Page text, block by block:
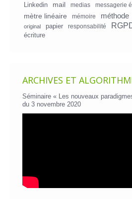
Linkedin mail medias messagerie
mètre linéaire mémoire méthode
original papier responsabilité
écriture
ARCHIVES ET
Séminaire « Les nouveaux
du 3 novembre 2020